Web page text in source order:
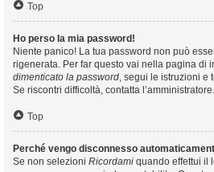
Top
Ho perso la mia password!
Niente panico! La tua password non può
rigenerata. Per far questo vai nella pagina di
dimenticato la password, segui le istruzioni e
Se riscontri difficoltà, contatta l’amministratore.
Top
Perché vengo disconnesso
Se non selezioni Ricordami quando effettui il